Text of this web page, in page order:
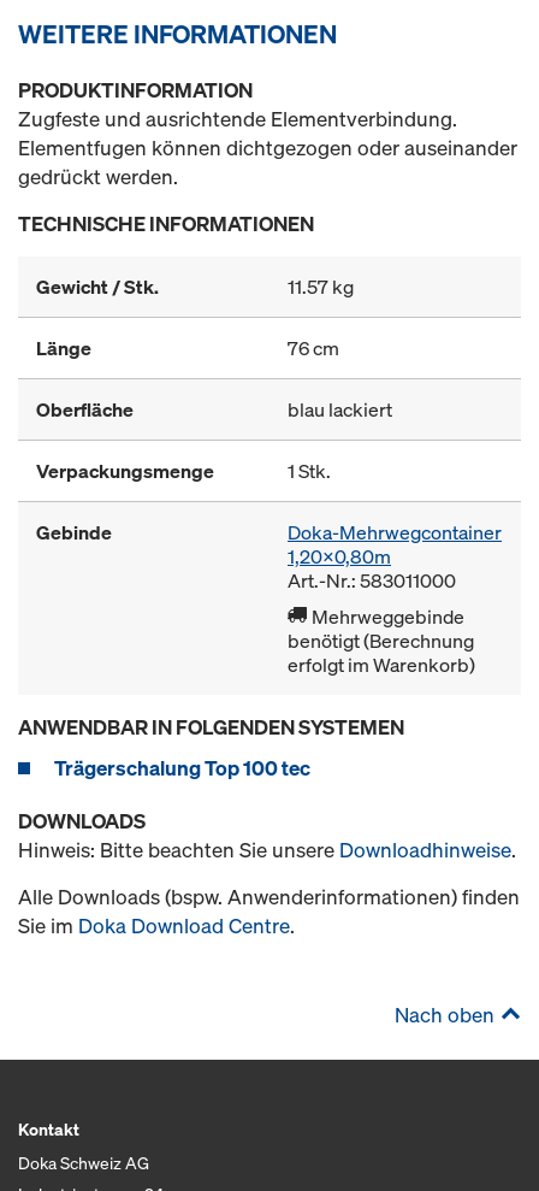
WEITERE INFORMATIONEN
PRODUKTINFORMATION
Zugfeste und ausrichtende Elementverbindung.
Elementfugen können dichtgezogen oder auseinander
gedrückt werden.
TECHNISCHE INFORMATIONEN
Gewicht / Stk. 11.57 kg
Länge 76 cm
Oberfläche blau lackiert
Verpackungsmenge 1 Stk.
Gebinde
Doka-Mehrwegcontainer
1,20x0,80m
Art.-Nr.: 583011000
Mehrweggebinde
benötigt (Berechnung
erfolgt im Warenkorb)
ANWENDBAR IN FOLGENDEN SYSTEMEN
Trägerschalung Top 100 tec
DOWNLOADS
Hinweis: Bitte beachten Sie unsere Downloadhinweise.
Alle Downloads (bspw. Anwenderinformationen) finden
Sie im Doka Download Centre.
Nach oben
Kontakt
Doka Schweiz AG